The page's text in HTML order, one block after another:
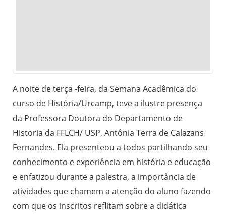
A noite de terça -feira, da Semana Acadêmica do
curso de História/Urcamp, teve a ilustre presença
da Professora Doutora do Departamento de
Historia da FFLCH/ USP, Antônia Terra de Calazans
Fernandes. Ela presenteou a todos partilhando seu
conhecimento e experiência em história e educação
e enfatizou durante a palestra, a importância de
atividades que chamem a atenção do aluno fazendo
com que os inscritos reflitam sobre a didática